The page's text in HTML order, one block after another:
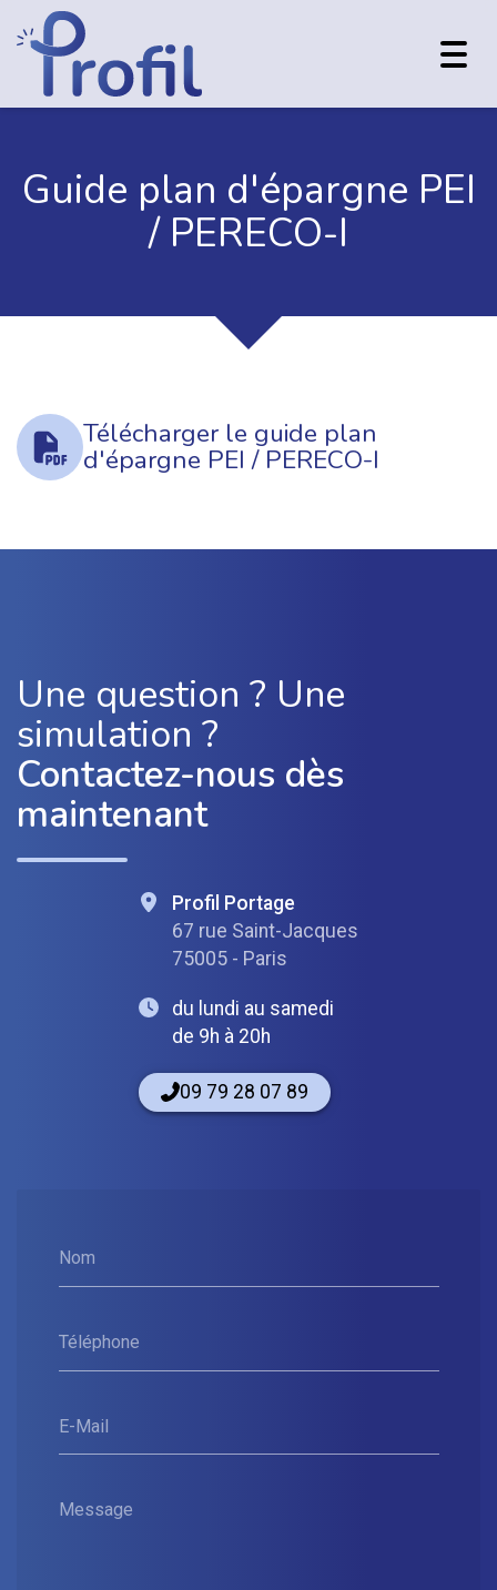
Guide plan d'épargne PEI
/ PERECO-I
Télécharger le guide plan
d'épargne PEI / PERECO-I
Une question ? Une
simulation ?
Contactez-nous dès
maintenant
Nom
Téléphone
E-Mail
Message
Profil Portage
67 rue Saint-Jacques
75005 - Paris
du lundi au samedi
de 9h à 20h
09 79 28 07 89